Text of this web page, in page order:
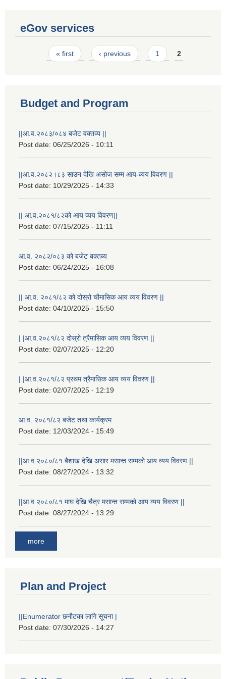
eGov services
Pages« first ‹ previous 1 2
Budget and Program
||आ.व.२०८३/०८४ बजेट वक्तव्य ||
Post date: 06/25/2026 - 10:11
||आ.व.२०८२।८३ साउन देखि असोज सम्म आय-व्यय विवरण ||
Post date: 10/29/2025 - 14:33
|| आ.व.२०८१/८२को आय व्यय विवरण||
Post date: 07/15/2025 - 11:11
आ.व. २०८२/०८३ को बजेट बक्तब्य
Post date: 06/24/2025 - 16:08
|| आ.व. २०८१/८२ को दोस्रो चौमासिक आय व्यय विवरण ||
Post date: 04/10/2025 - 15:50
| |आ.व.२०८१/८२ दोस्रो त्रैमासिक आय व्यय विवरण ||
Post date: 02/07/2025 - 12:20
| |आ.व.२०८१/८२ प्रथम त्रैमासिक आय व्यय विवरण ||
Post date: 02/07/2025 - 12:19
आ.व. २०८१/८२ बजेट तथा कार्यक्रम
Post date: 12/03/2024 - 15:49
||आ.व.२०८०/८१ बैशाख देखि असार मसान्त सम्मको आय व्यय विवरण ||
Post date: 08/27/2024 - 13:32
||आ.व.२०८०/८१ माघ देखि चैत्र मसान्त सम्मको आय व्यय विवरण ||
Post date: 08/27/2024 - 13:29
more
Plan and Project
||Enumerator छनौटका लागि सूचना |
Post date: 07/30/2026 - 14:27